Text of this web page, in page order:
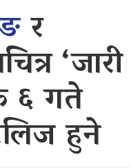
र
‘जारी
६ गते
हुने